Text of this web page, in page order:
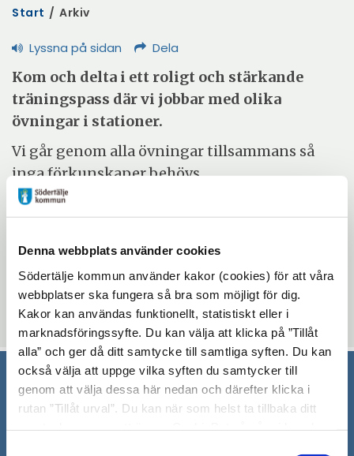
Denna webbplats använder cookies
Södertälje kommun använder kakor (cookies) för att våra
webbplatser ska fungera så bra som möjligt för dig.
Kakor kan användas funktionellt, statistiskt eller i
marknadsföringssyfte. Du kan välja att klicka på ”Tillåt
alla” och ger då ditt samtycke till samtliga syften. Du kan
också välja att uppge vilka syften du samtycker till
genom att välja dessa här nedan och därefter klicka i
rutan ”Tillåt urval”. Du kan när som helst ta tillbaka ditt
Start / Arkiv
Lyssna på sidan Dela
Kom och delta i ett roligt och stärkande
träningspass där vi jobbar med olika
övningar i stationer.
Vi går genom alla övningar tillsammans så
inga förkunskaper behövs.
torsdag 5 juni 2025 - torsdag 19 juni 2025
10:00 - 11:00
Södertälje kommun
151 89 Södertälje